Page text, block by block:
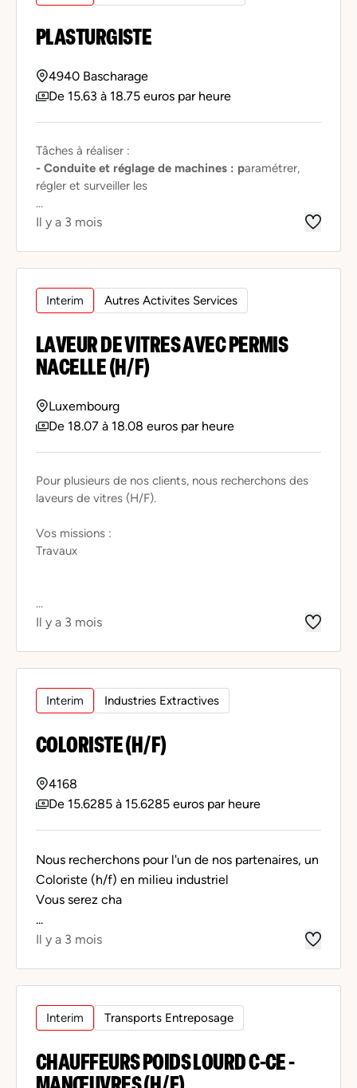
PLASTURGISTE
4940 Bascharage
De 15.63 à 18.75 euros par heure
Tâches à réaliser :
- Conduite et réglage de machines : paramétrer,
régler et surveiller les
...
Il y a 3 mois
Interim Autres Activites Services
LAVEUR DE VITRES AVEC PERMIS
NACELLE (H/F)
Luxembourg
De 18.07 à 18.08 euros par heure
Pour plusieurs de nos clients, nous recherchons des
laveurs de vitres (H/F).
Vos missions :
Travaux
...
Il y a 3 mois
Interim Industries Extractives
COLORISTE (H/F)
4168
De 15.6285 à 15.6285 euros par heure
Nous recherchons pour l'un de nos partenaires, un
Coloriste (h/f) en milieu industriel
Vous serez cha
...
Il y a 3 mois
Interim Transports Entreposage
CHAUFFEURS POIDS LOURD C-CE -